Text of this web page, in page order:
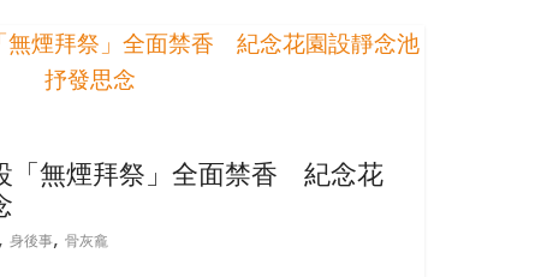
「無煙拜祭」全面禁香 紀念花
身後事, 骨灰龕